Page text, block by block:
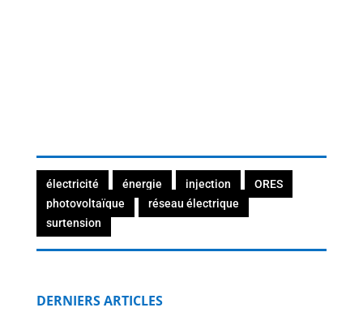
électricité énergie injection
ORES
photovoltaïque
réseau électrique
surtension
DERNIERS ARTICLES